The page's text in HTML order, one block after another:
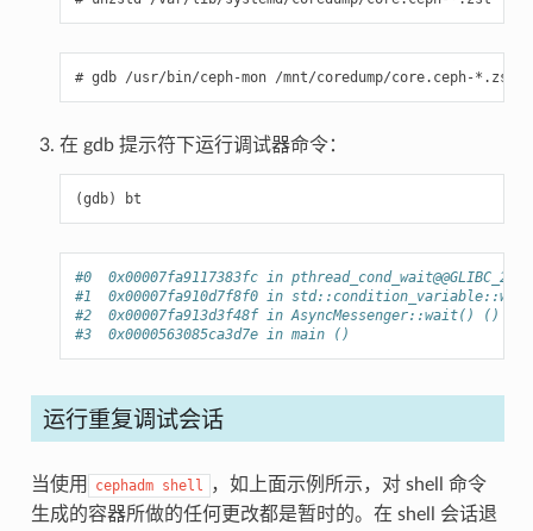
gdb /usr/bin/ceph-mon /mnt/coredump/core.ceph-*.zst
在 gdb 提示符下运行调试器命令：
bt
#0  0x00007fa9117383fc in
#1  0x00007fa910d7f8f0 in
#2  0x00007fa913d3f48f in AsyncMessenger::wait() ()
#3  0x0000563085ca3d7e in main ()
运行重复调试会话
当使用 cephadm shell
，如上面示例所示，对 shell 命令
生成的容器所做的任何更改都是暂时的。在 shell 会话退